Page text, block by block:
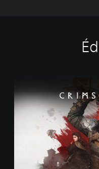
d
i
t